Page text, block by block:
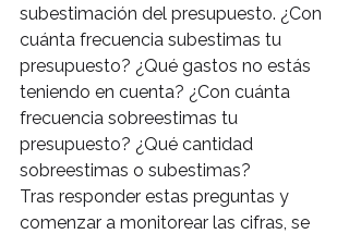
subestimación del presupuesto. ¿Con
cuánta frecuencia subestimas tu
presupuesto? ¿Qué gastos no estás
teniendo en cuenta? ¿Con cuánta
frecuencia sobreestimas tu
presupuesto? ¿Qué cantidad
sobreestimas o subestimas?
Tras responder estas preguntas y
comenzar a monitorear las cifras, se